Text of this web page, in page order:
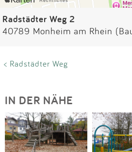
Radstädter Weg 2
40789 Monheim am Rhein
< Radstädter Weg
IN DER NÄHE